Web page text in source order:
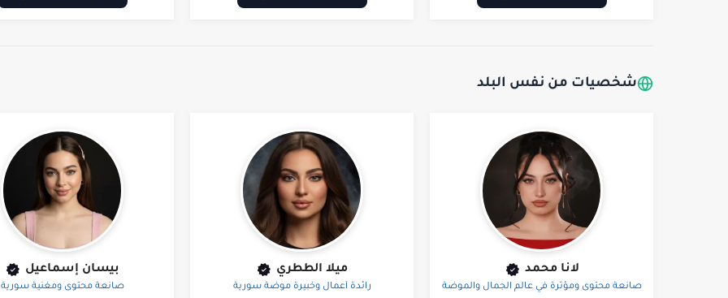
شخصيات من نفس البلد
لانا محمد
صانعة محتوى ومؤثرة في عالم الجمال والموضة
ميلا الططري
رائدة أعمال وخبيرة موضة سورية
بيسان إسماعيل
صانعة محتوى ومغنية سورية